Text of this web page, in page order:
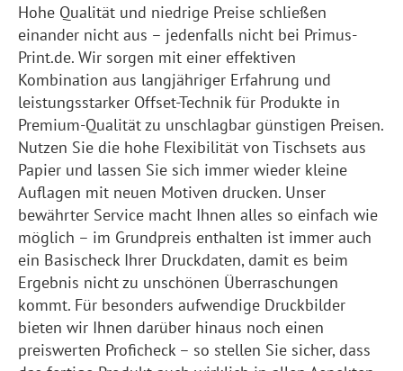
Hohe Qualität und niedrige Preise schließen
einander nicht aus – jedenfalls nicht bei Primus-
Print.de. Wir sorgen mit einer effektiven
Kombination aus langjähriger Erfahrung und
leistungsstarker Offset-Technik für Produkte in
Premium-Qualität zu unschlagbar günstigen Preisen.
Nutzen Sie die hohe Flexibilität von Tischsets aus
Papier und lassen Sie sich immer wieder kleine
Auflagen mit neuen Motiven drucken. Unser
bewährter Service macht Ihnen alles so einfach wie
möglich – im Grundpreis enthalten ist immer auch
ein Basischeck Ihrer Druckdaten, damit es beim
Ergebnis nicht zu unschönen Überraschungen
kommt. Für besonders aufwendige Druckbilder
bieten wir Ihnen darüber hinaus noch einen
preiswerten Proficheck – so stellen Sie sicher, dass